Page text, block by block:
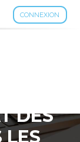
CONNEXION
DES
LES